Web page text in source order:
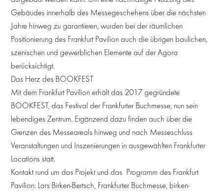
Gebäudes innerhalb des Messegeschehens über die nächsten
Jahre hinweg zu garantieren, wurden bei der räumlichen
Positionierung des Frankfurt Pavilion auch die übrigen baulichen,
szenischen und gewerblichen Elemente auf der Agora
berücksichtigt.
Das Herz des BOOKFEST
Mit dem Frankfurt Pavilion erhält das 2017 gegründete
BOOKFEST, das Festival der Frankfurter Buchmesse, nun sein
lebendiges Zentrum. Ergänzend dazu finden auch über die
Grenzen des Messeareals hinweg und nach Messeschluss
Veranstaltungen und Inszenierungen in ausgewählten Frankfurter
Locations statt.
Kontakt rund um das Projekt und das Programm des Frankfurt
Pavilion: Lars Birken-Bertsch, Frankfurter Buchmesse, birken-